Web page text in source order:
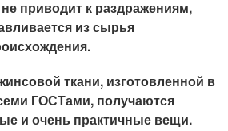
приводит к раздражениям,
из сырья
ткани, изготовленной в
ГОСТами, получаются
и очень практичные вещи.